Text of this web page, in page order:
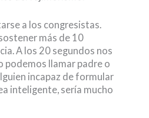
a los congresistas.
más de 10
A los 20 segundos nos
podemos llamar padre o
incapaz de formular
inteligente, sería mucho